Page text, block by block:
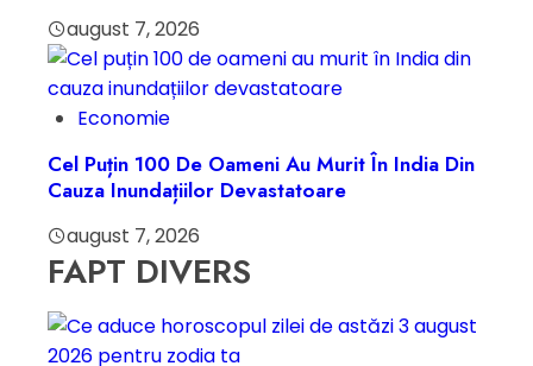
august 7, 2026
Economie
Cel Puțin 100 De Oameni Au Murit În India Din
Cauza Inundațiilor Devastatoare
august 7, 2026
FAPT DIVERS